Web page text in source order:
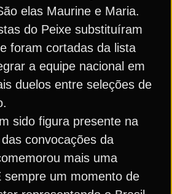
elas Maurine e Maria.
do Peixe substituíram
foram cortadas da lista
a equipe nacional em
duelos entre seleções de
sido figura presente na
convocações da
mais uma
sempre um momento de